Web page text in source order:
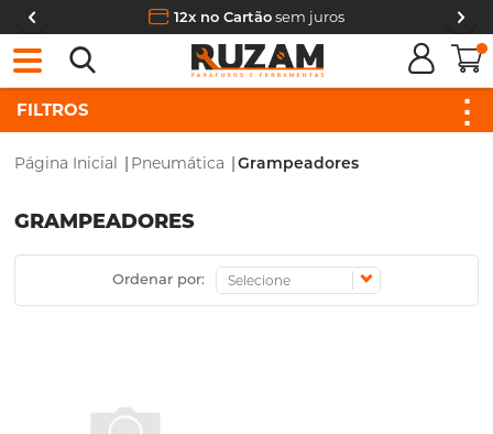
12x no Cartãosem juros
0
Página Inicial | Pneumática |Grampeadores
FILTROS
GRAMPEADORES
Ordenar por: